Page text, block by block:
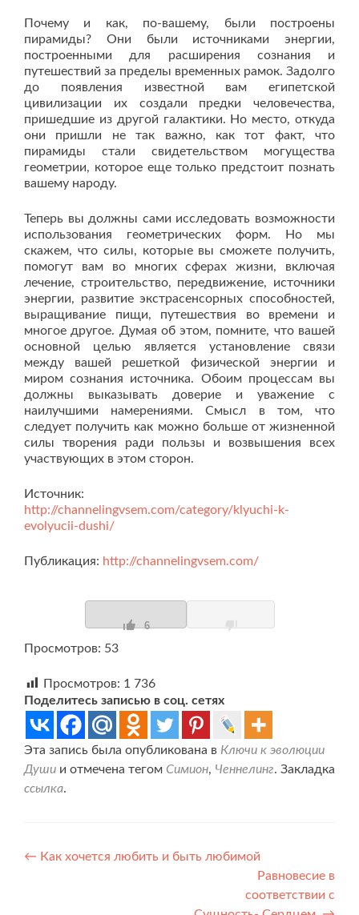
Почему и как, по-вашему, были построены
пирамиды? Они были источниками энергии,
построенными для расширения сознания и
путешествий за пределы временных рамок. Задолго
до появления известной вам египетской
цивилизации их создали предки человечества,
пришедшие из другой галактики. Но место, откуда
они пришли не так важно, как тот факт, что
пирамиды стали свидетельством могущества
геометрии, которое еще только предстоит познать
вашему народу.
Теперь вы должны сами исследовать возможности
использования геометрических форм. Но мы
скажем, что силы, которые вы сможете получить,
помогут вам во многих сферах жизни, включая
лечение, строительство, передвижение, источники
энергии, развитие экстрасенсорных способностей,
выращивание пищи, путешествия во времени и
многое другое. Думая об этом, помните, что вашей
основной целью является установление связи
между вашей решеткой физической энергии и
миром сознания источника. Обоим процессам вы
должны выказывать доверие и уважение с
наилучшими намерениями. Смысл в том, что
следует получить как можно больше от жизненной
силы творения ради пользы и возвышения всех
участвующих в этом сторон.
Источник:
http://channelingvsem.com/category/klyuchi-k-
evolyucii-dushi/
Публикация: http://channelingvsem.com/
6
Просмотров: 53
Просмотров: 1 736
Поделитесь записью в соц. сетях
Эта запись была опубликована в Ключи к эволюции
Души и отмечена тегом Симион, Ченнелинг. Закладка
ссылка.
Навигация
← Как хочется любить и быть любимой
Равновесие в
соответствии с